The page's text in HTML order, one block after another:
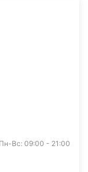
Пн-Вс: 09:00 - 21:00